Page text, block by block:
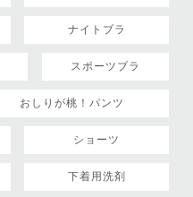
ナイトブラ
スポーツブラ
おしりが桃！パンツ
ショーツ
下着用洗剤